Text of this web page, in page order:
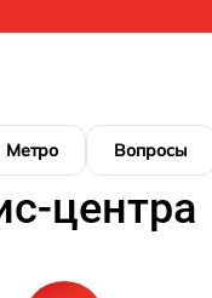
Метро Вопросы
центра